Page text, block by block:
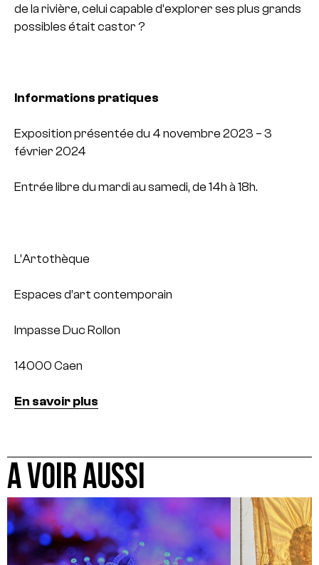
de la rivière, celui capable d’explorer ses plus grands
possibles était castor ?
Informations pratiques
Exposition présentée du 4 novembre 2023 – 3
février 2024
Entrée libre du mardi au samedi, de 14h à 18h.
L’Artothèque
Espaces d’art contemporain
Impasse Duc Rollon
14000 Caen
En savoir plus
A VOIR AUSSI